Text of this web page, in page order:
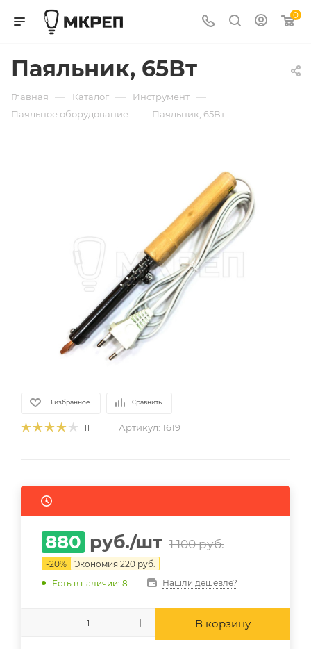
0
Паяльник, 65Вт
Главная — Каталог — Инструмент —
Паяльное оборудование — Паяльник, 65Вт
В избранное Сравнить
11 Артикул: 1619
880 руб./шт 1 100руб.
-20% Экономия 220 руб.
Есть в наличии: 8 Нашли дешевле?
В корзину